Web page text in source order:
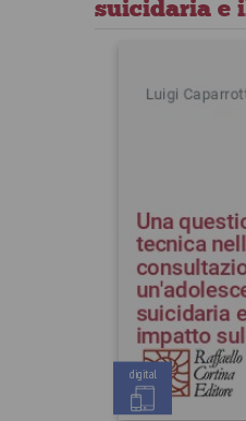
suicidaria e
digital